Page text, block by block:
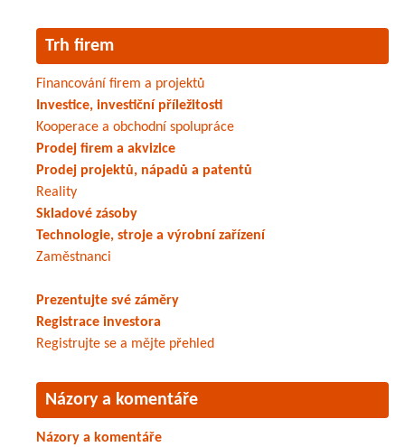
Trh firem
Financování firem a projektů
Investice, investiční příležitosti
Kooperace a obchodní spolupráce
Prodej firem a akvizice
Prodej projektů, nápadů a patentů
Reality
Skladové zásoby
Technologie, stroje a výrobní zařízení
Zaměstnanci
Prezentujte své záměry
Registrace investora
Registrujte se a mějte přehled
Názory a komentáře
Názory a komentáře